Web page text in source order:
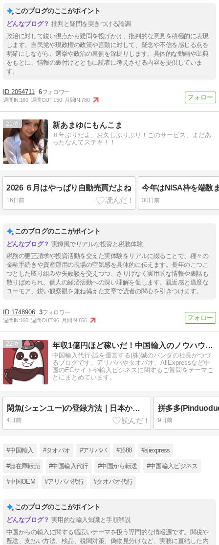
このブログのここがポイント
批判と疑問を突きつける論調
政治に対して鋭い視点から疑問を投げかけ、批判的な意見を積極的に表現
します。自民党や現政権の政策や言動に対して、疑念や不信を感じる点を
明確にしながら、選挙や政治の裏側を深掘りします。具体的な動画や出典
をもとに、情報の裏付けとともに読者に考えさせる内容を提供していま
す。
2054711 6
週間IN:160 週間OUT:150 月間IN:780
21 新あまゆにもんこま
８年ぶりだよ、お久しぶりぶり！このサービス、まだあ
ったなんてステキ！！
2026 ６月はやっぱり自動売買だよね
16日前
今年はNISA枠を端数
30日前
このブログのここがポイント
実録風でリアルな投資と税務体験
税務の更正請求や投資活動を交えた実体験をリアルに綴ることで、種々の
金融手続きや資産運用の現場の空気感を具体的に伝えます。長年のこつこ
つとした取り組みや失敗談を交えつつ、さりげなく実用的な情報や裏話も
散りばめられ、個人の経済活動への深い理解を促します。親近感と適度な
ユーモア、鋭い観察眼を兼ね備えた文章で読者の関心を引きつけます。
1748906 3
週間IN:160 週間OUT:96 月間IN:656
22 年収1億円ほど稼いだ！中国輸入のノウハウが無料で学べるブログ
中国輸入代行-誠を運営する(株)誠のパンダの社長がつづ
るブログです。アリババやタオバオ、AliExpressなど中
国のECサイトや輸入ビジネスに関するご質問をテーマご
とにまとめています。
閑魚(シェンユー)の登録方法｜日本から作る手順と登録できない時の対処
4日前 9日前
#中国輸入 #タオバオ #アリババ #1688 #aliexpress
#無在庫転売 #中国輸入代行 #中国から転送 #中国輸入ビジネス
#中国OEM #アリババ代行 #タオバオ代行
このブログのここがポイント
実用的な輸入知識と手順解説
中国からの輸入に関する幅広いテーマを扱う専門的な情報源です。関税や
配送、支払い方法、検品、税関対策、偽物見分けなど、実務に直結した内